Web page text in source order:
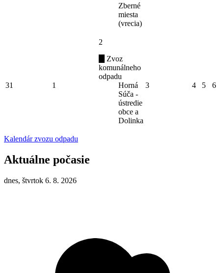
Zberné
miesta
(vrecia)
31 1
2
Zvoz
komunálneho
odpadu
Horná
Súča -
ústredie
obce a
Dolinka
3 4 5 6
Kalendár zvozu odpadu
Aktuálne počasie
dnes, štvrtok 6. 8. 2026